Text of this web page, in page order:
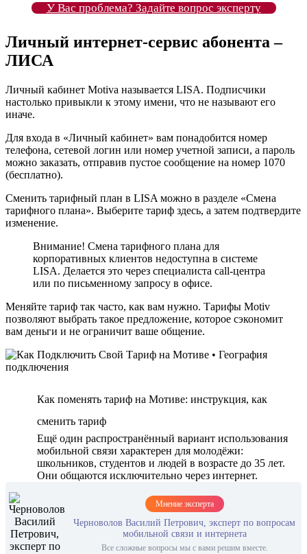
У Вас проблема? Задайте вопрос эксперту
Личный интернет-сервис абонента –
ЛИСА
Личный кабинет Motiva называется LISA. Подписчики
настолько привыкли к этому имени, что не называют его
иначе.
Для входа в «Личный кабинет» вам понадобится номер
телефона, сетевой логин или номер учетной записи, а пароль
можно заказать, отправив пустое сообщение на номер 1070
(бесплатно).
Сменить тарифный план в LISA можно в разделе «Смена
тарифного плана». Выберите тариф здесь, а затем подтвердите
изменение.
Внимание! Смена тарифного плана для
корпоративных клиентов недоступна в системе
LISA. Делается это через специалиста call-центра
или по письменному запросу в офисе.
Меняйте тариф так часто, как вам нужно. Тарифы Motiv
позволяют выбрать такое предложение, которое сэкономит
вам деньги и не ограничит ваше общение.
Как поменять тариф на Мотиве: инструкция, как
сменить тариф
Ещё один распространённый вариант использования
мобильной связи характерен для молодёжи:
школьников, студентов и людей в возрасте до 35 лет.
Они общаются исключительно через интернет.
Мнение эксперта
Черноволов Василий Петрович, эксперт по вопросам
мобильной связи и интернета
Все сложные вопросы мы с вами решим вместе.